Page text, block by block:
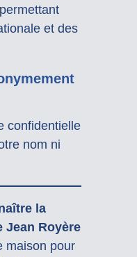
et des
confidentielle
nom ni
la
Jean Royère
maison pour